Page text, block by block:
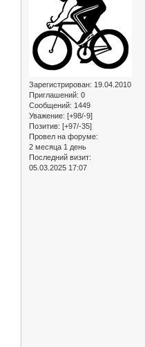
Зарегистрирован: 19.04.2010
Приглашений: 0
Сообщений: 1449
Уважение: [+98/-9]
Позитив: [+97/-35]
Провел на форуме:
2 месяца 1 день
Последний визит:
05.03.2025 17:07